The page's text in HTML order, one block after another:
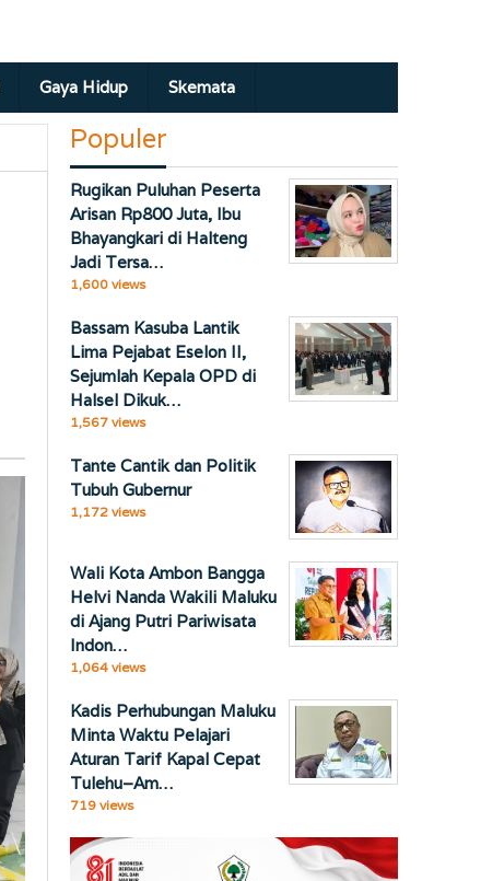
Gaya Hidup Skemata
Populer
Rugikan Puluhan Peserta
Arisan Rp800 Juta, Ibu
Bhayangkari di Halteng
Jadi Tersa…
1,600 views
Bassam Kasuba Lantik
Lima Pejabat Eselon II,
Sejumlah Kepala OPD di
Halsel Dikuk…
1,567 views
Tante Cantik dan Politik
Tubuh Gubernur
1,172 views
Wali Kota Ambon Bangga
Helvi Nanda Wakili Maluku
di Ajang Putri Pariwisata
Indon…
1,064 views
Kadis Perhubungan Maluku
Minta Waktu Pelajari
Aturan Tarif Kapal Cepat
Tulehu–Am…
719 views